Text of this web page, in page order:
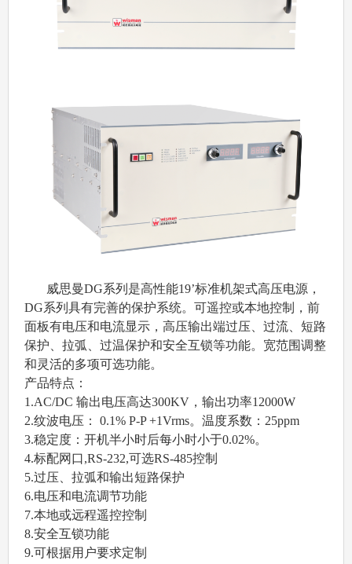
威思曼DG系列是高性能19’标准机架式高压电源，
DG系列具有完善的保护系统。可遥控或本地控制，前
面板有电压和电流显示，高压输出端过压、过流、短路
保护、拉弧、过温保护和安全互锁等功能。宽范围调整
和灵活的多项可选功能。
产品特点：
1.AC/DC 输出电压高达300KV，输出功率12000W
2.纹波电压： 0.1% P-P +1Vrms。温度系数：25ppm
3.稳定度：开机半小时后每小时小于0.02%。
4.标配网口,RS-232,可选RS-485控制
5.过压、拉弧和输出短路保护
6.电压和电流调节功能
7.本地或远程遥控控制
8.安全互锁功能
9.可根据用户要求定制